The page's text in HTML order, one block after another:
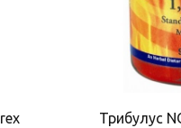
Трибулус